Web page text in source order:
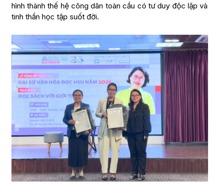
hình thành thế hệ công dân toàn cầu có tư duy độc lập và
tinh thần học tập suốt đời.